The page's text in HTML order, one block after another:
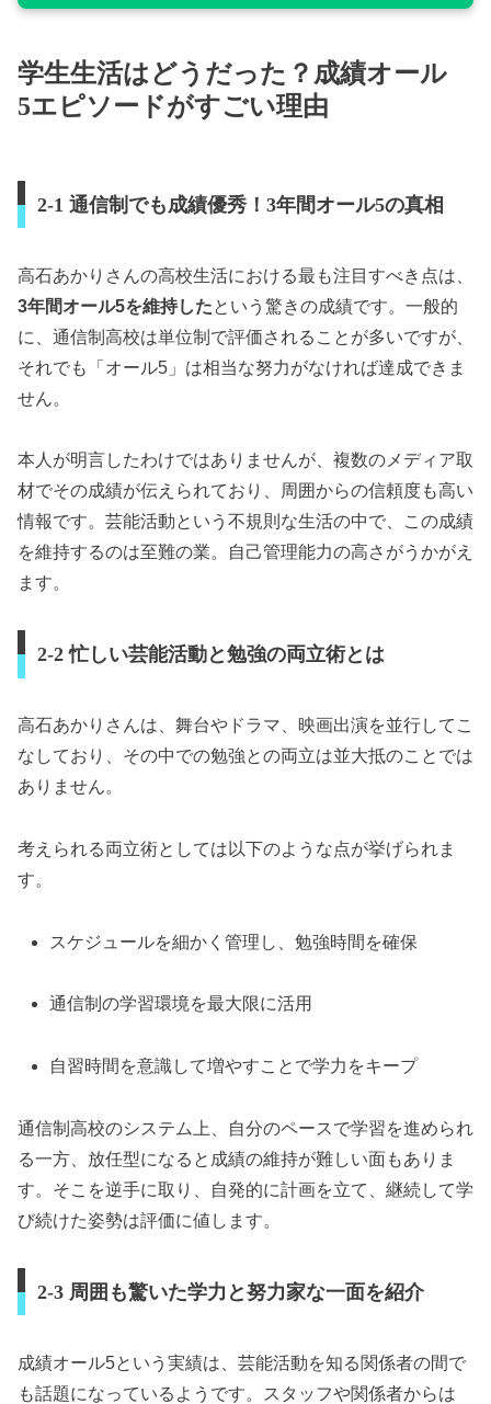
学生生活はどうだった？成績オール
5エピソードがすごい理由
2-1 通信制でも成績優秀！3年間オール5の真相
高石あかりさんの高校生活における最も注目すべき点は、
3年間オール5を維持したという驚きの成績です。一般的
に、通信制高校は単位制で評価されることが多いですが、
それでも「オール5」は相当な努力がなければ達成できま
せん。
本人が明言したわけではありませんが、複数のメディア取
材でその成績が伝えられており、周囲からの信頼度も高い
情報です。芸能活動という不規則な生活の中で、この成績
を維持するのは至難の業。自己管理能力の高さがうかがえ
ます。
2-2 忙しい芸能活動と勉強の両立術とは
高石あかりさんは、舞台やドラマ、映画出演を並行してこ
なしており、その中での勉強との両立は並大抵のことでは
ありません。
考えられる両立術としては以下のような点が挙げられま
す。
スケジュールを細かく管理し、勉強時間を確保
通信制の学習環境を最大限に活用
自習時間を意識して増やすことで学力をキープ
通信制高校のシステム上、自分のペースで学習を進められ
る一方、放任型になると成績の維持が難しい面もありま
す。そこを逆手に取り、自発的に計画を立て、継続して学
び続けた姿勢は評価に値します。
2-3 周囲も驚いた学力と努力家な一面を紹介
成績オール5という実績は、芸能活動を知る関係者の間で
も話題になっているようです。スタッフや関係者からは